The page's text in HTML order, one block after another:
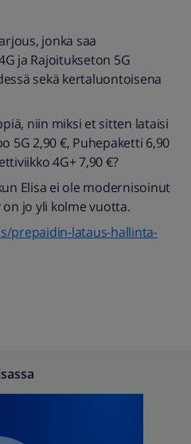
jonka saa
ja Rajoitukseton 5G
sekä kertaluontoisena
niin miksi et sitten lataisi
5G 2,90 €, Puhepaketti 6,90
4G+ 7,90 €?
Elisa ei ole modernisoinut
jo yli kolme vuotta.
prepaidin-lataus-hallinta-